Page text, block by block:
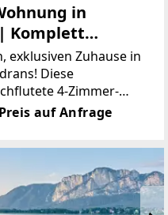
in
Komplett
& 2
exklusiven Zuhause in
Diese
4-Zimmer-
eines
6 Parteien. Die
Preis auf Anfrage